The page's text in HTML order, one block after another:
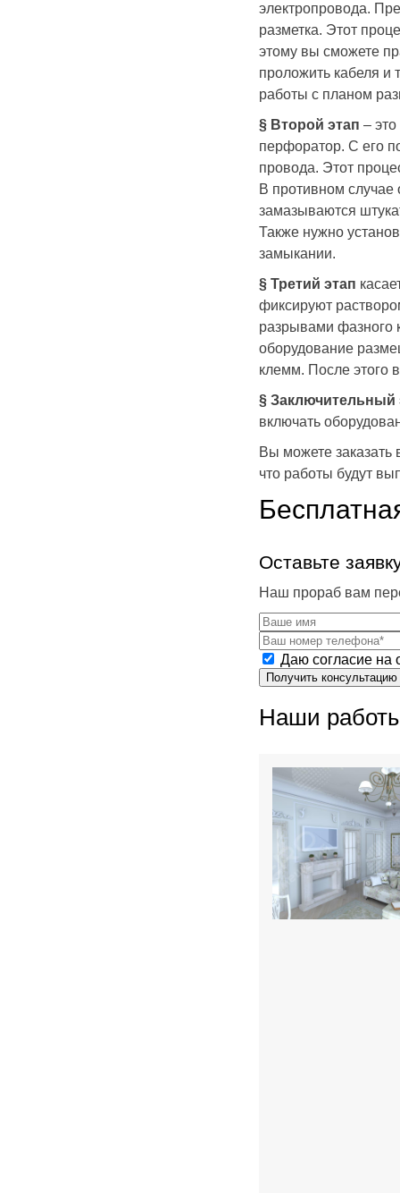
электропровода.
разметка. Этот
этому вы сможете
проложить кабеля и
работы с планом
§ Второй этап –
перфоратор. С его
провода. Этот
В противном случае
замазываются
Также нужно
замыкании.
§ Третий этап
фиксируют
разрывами фазного
оборудование
клемм. После этого
§ Заключительный
включать
Вы можете
что работы будут
Оставьте
Наш прораб вам
Даю согласие на
Получить консультацию
Наши